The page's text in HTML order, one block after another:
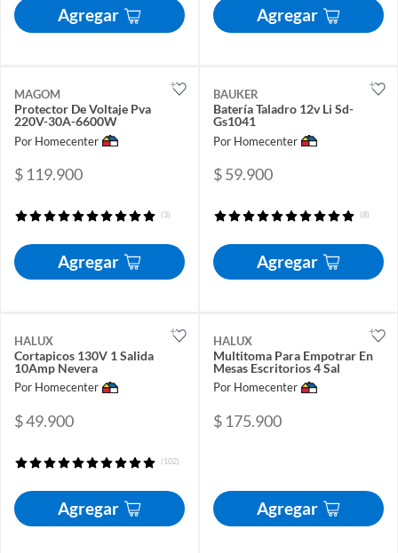
Agregar Agregar
MAGOM
Protector De Voltaje Pva
220V-30A-6600W
Por Homecenter
$ 119.900
(3)
Agregar
BAUKER
Batería Taladro 12v Li Sd-
Gs1041
Por Homecenter
$ 59.900
(8)
Agregar
HALUX
Cortapicos 130V 1 Salida
10Amp Nevera
Por Homecenter
$ 49.900
(102)
Agregar
HALUX
Multitoma Para Empotrar En
Mesas Escritorios 4 Sal
Por Homecenter
$ 175.900
Agregar